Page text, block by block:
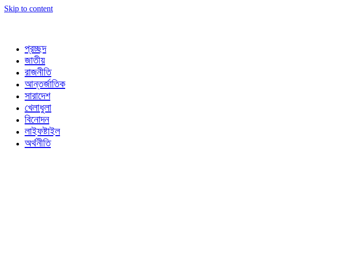
Skip to content
প্রচ্ছদ
জাতীয়
রাজনীতি
আন্তর্জাতিক
সারাদেশ
খেলাধুলা
বিনোদন
লাইফষ্টাইল
অর্থনীতি